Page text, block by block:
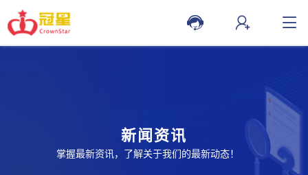
新闻资讯
掌握最新资讯，了解关于我们的最新动态！